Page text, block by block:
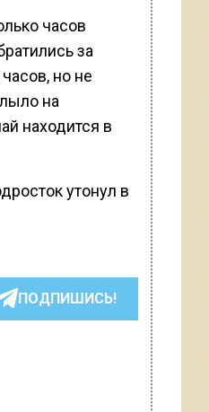
часов
за
но не
на
находится в
утонул в
ПОДПИШИСЬ!